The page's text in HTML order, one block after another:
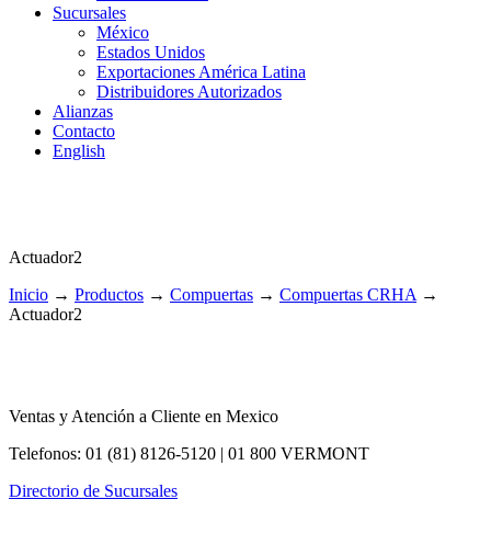
Sucursales
México
Estados Unidos
Exportaciones América Latina
Distribuidores Autorizados
Alianzas
Contacto
English
Actuador2
Inicio → Productos → Compuertas → Compuertas CRHA →
Actuador2
Ventas y Atención a Cliente en Mexico
Telefonos: 01 (81) 8126-5120 | 01 800 VERMONT
Directorio de Sucursales